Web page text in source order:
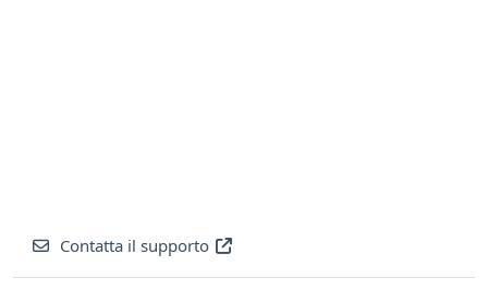
Contatta il supporto